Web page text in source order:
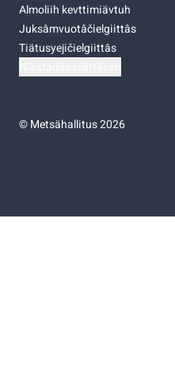
Almoliih kevttimiävtuh
Juksâmvuotâčielgiittâs
Tiätusyejičielgiittâs
©Metsähallitus 2026